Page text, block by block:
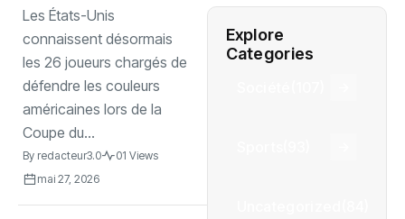
finale des États-
Unis
‎Les États-Unis
connaissent désormais
les 26 joueurs chargés de
défendre les couleurs
américaines lors de la
Coupe du...
By redacteur3.0
01 Views
mai 27, 2026
Explore
Categories